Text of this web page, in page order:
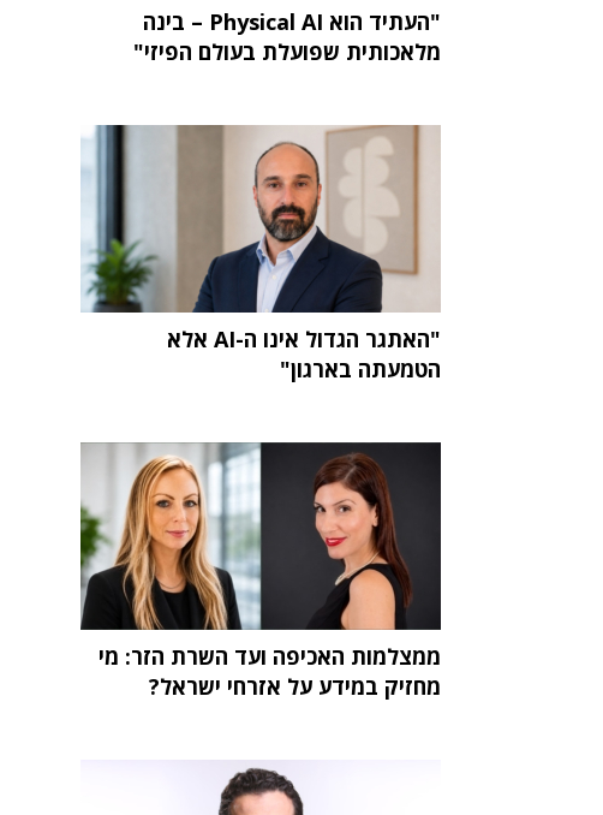
"העתיד הוא Physical AI – בינה
מלאכותית שפועלת בעולם הפיזי"
"האתגר הגדול אינו ה-AI אלא
הטמעתה בארגון"
ממצלמות האכיפה ועד השרת הזר: מי
מחזיק במידע על אזרחי ישראל?